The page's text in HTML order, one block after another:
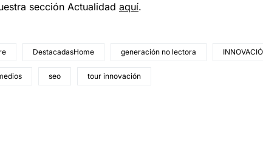
sección Actualidad aquí.
DestacadasHome generación no lectora
seo tour innovación